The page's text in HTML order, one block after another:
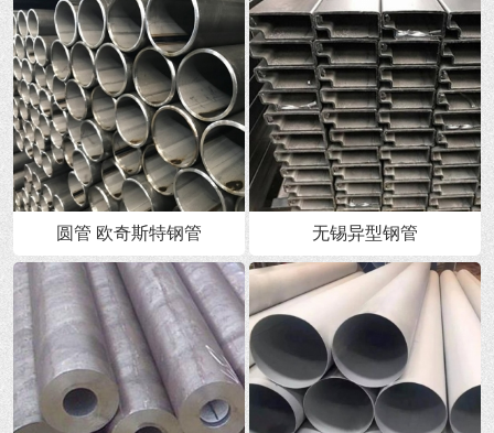
圆管 欧奇斯特钢管 无锡异型钢管